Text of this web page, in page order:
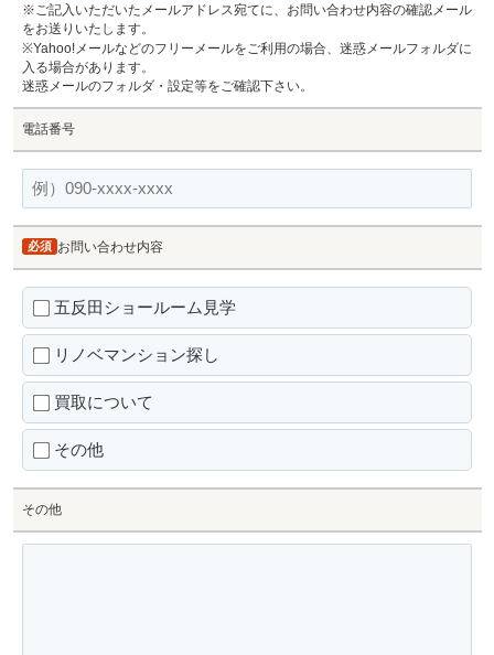
※ご記入いただいたメールアドレス宛てに、お問い合わせ内容の確認メール
をお送りいたします。
※Yahoo!メールなどのフリーメールをご利用の場合、迷惑メールフォルダに
入る場合があります。
迷惑メールのフォルダ・設定等をご確認下さい。
電話番号
お問い合わせ内容
必須
五反田ショールーム見学
リノベマンション探し
買取について
その他
その他